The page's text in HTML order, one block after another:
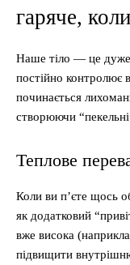
гаряче,
Наше тіло — це дуже
постійно контролює
починається
створюючи
Теплове
Коли ви п’єте щось
як додатковий
вже висока
підвищити